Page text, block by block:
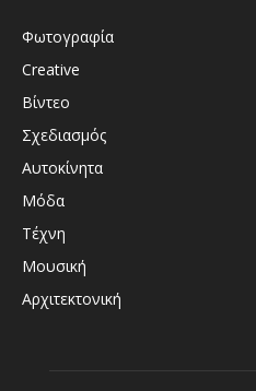
Φωτογραφία
Creative
Βίντεο
Σχεδιασμός
Αυτοκίνητα
Μόδα
Τέχνη
Μουσική
Αρχιτεκτονική